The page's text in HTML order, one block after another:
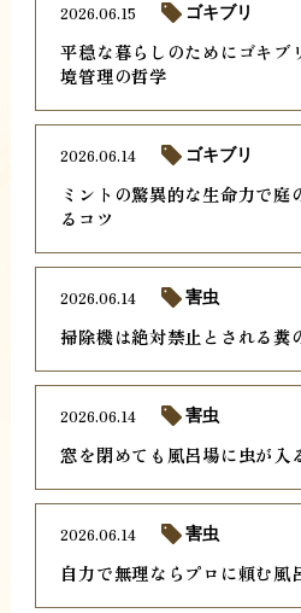
平穏な暮らしのためにゴキブ
境管理の哲学
2026.06.15 ゴキブリ
ミントの驚異的な生命力で庭
るコツ
2026.06.14 ゴキブリ
掃除機は絶対禁止とされる糞
2026.06.14 害虫
窓を閉めても風呂場に虫が入
2026.06.14 害虫
自力で無理ならプロに頼む風
2026.06.14 害虫